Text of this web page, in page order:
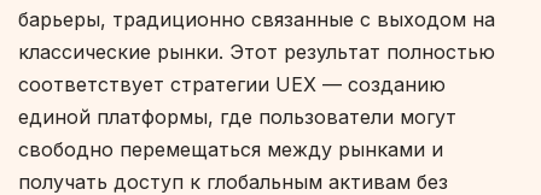
барьеры, традиционно связанные с выходом на
классические рынки. Этот результат полностью
соответствует стратегии UEX — созданию
единой платформы, где пользователи могут
свободно перемещаться между рынками и
получать доступ к глобальным активам без